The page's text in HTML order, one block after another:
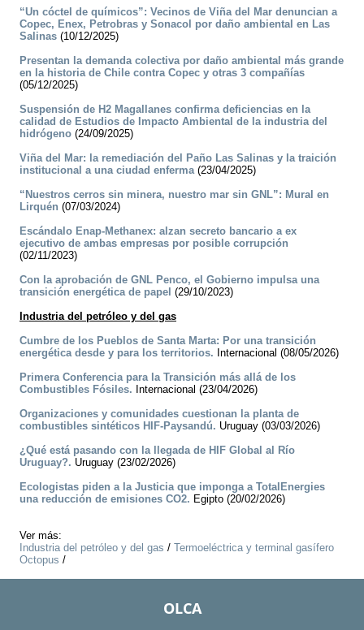
“Un cóctel de químicos”: Vecinos de Viña del Mar denuncian a
Copec, Enex, Petrobras y Sonacol por daño ambiental en Las
Salinas (10/12/2025)
Presentan la demanda colectiva por daño ambiental más grande
en la historia de Chile contra Copec y otras 3 compañías
(05/12/2025)
Suspensión de H2 Magallanes confirma deficiencias en la
calidad de Estudios de Impacto Ambiental de la industria del
hidrógeno (24/09/2025)
Viña del Mar: la remediación del Paño Las Salinas y la traición
institucional a una ciudad enferma(23/04/2025)
“Nuestros cerros sin minera, nuestro mar sin GNL”: Mural en
Lirquén (07/03/2024)
Escándalo Enap-Methanex: alzan secreto bancario a ex
ejecutivo de ambas empresas por posible corrupción
(02/11/2023)
Con la aprobación de GNL Penco, el Gobierno impulsa una
transición energética de papel (29/10/2023)
Industria del petróleo y del gas
Cumbre de los Pueblos de Santa Marta: Por una transición
energética desde y para los territorios. Internacional (08/05/2026)
Primera Conferencia para la Transición más allá de los
Combustibles Fósiles. Internacional (23/04/2026)
Organizaciones y comunidades cuestionan la planta de
combustibles sintéticos HIF-Paysandú. Uruguay (03/03/2026)
¿Qué está pasando con la llegada de HIF Global al Río
Uruguay?. Uruguay (23/02/2026)
Ecologistas piden a la Justicia que imponga a TotalEnergies
una reducción de emisiones CO2. Egipto (20/02/2026)
Ver más:
Industria del petróleo y del gas / Termoeléctrica y terminal gasífero
Octopus /
OLCA